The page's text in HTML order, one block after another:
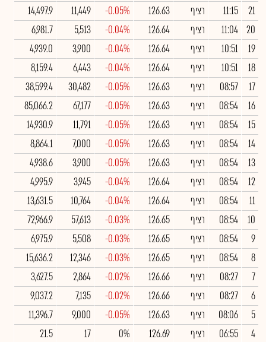
21
11:15 רציף 126.63
-0.05%
11,449
14,497.9
20
11:04 רציף 126.64
-0.04%
5,513
6,981.7
19
10:51 רציף 126.64
-0.04%
3,900
4,939.0
18
10:51 רציף 126.64
-0.04%
6,443
8,159.4
17
08:57 רציף 126.63
-0.05%
30,482
38,599.4
16
08:54 רציף 126.63
-0.05%
67,177
85,066.2
15
08:54 רציף 126.63
-0.05%
11,791
14,930.9
14
08:54 רציף 126.63
-0.05%
7,000
8,864.1
13
08:54 רציף 126.63
-0.05%
3,900
4,938.6
12
08:54 רציף 126.64
-0.04%
3,945
4,995.9
11
08:54 רציף 126.64
-0.04%
10,764
13,631.5
10
08:54 רציף 126.65
-0.03%
57,613
72,966.9
9
08:54 רציף 126.65
-0.03%
5,508
6,975.9
8
08:54 רציף 126.65
-0.03%
12,346
15,636.2
7
08:27 רציף 126.66
-0.02%
2,864
3,627.5
6
08:27 רציף 126.66
-0.02%
7,135
9,037.2
5
08:06 רציף 126.63
-0.05%
9,000
11,396.7
4
06:55 רציף 126.69
0%
17
21.5